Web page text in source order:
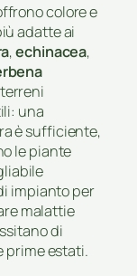
colore e
adatte ai
,echinacea,
una
è sufficiente,
le piante
impianto per
malattie
di
prime estati.